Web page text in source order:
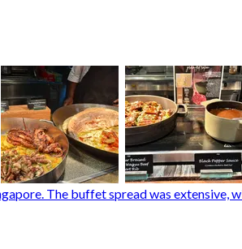
The buffet spread was extensive,